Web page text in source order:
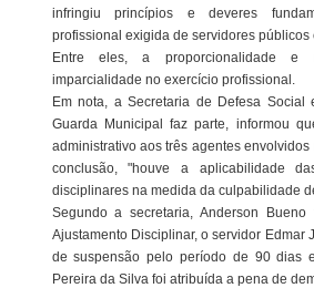
infringiu princípios e deveres
profissional exigida de servidores públicos
Entre eles, a proporcionalidade e
imparcialidade no exercício profissional.
Em nota, a Secretaria de Defesa
Guarda Municipal faz parte, informou
administrativo aos três agentes
conclusão, "houve a aplicabilidade
disciplinares na medida da culpabilidade
Segundo a secretaria, Anderson Bueno
Ajustamento Disciplinar, o servidor Edmar
de suspensão pelo período de 90 dias
Pereira da Silva foi atribuída a pena de